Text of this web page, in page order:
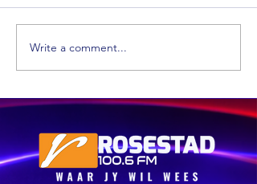
Xhariep kry
eers in 2031 'n
nuwe
munisipaliteit
Write a comment...